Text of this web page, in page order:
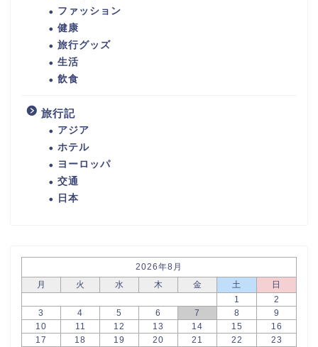
ファッション
健康
旅行グッズ
生活
飲食
旅行記
アジア
ホテル
ヨーロッパ
交通
日本
2026年8月
月
火 水 木 金 土
日
1
2
3
4 5 6 7 8
9
10
11 12 13 14 15
16
17
18 19 20 21 22
23